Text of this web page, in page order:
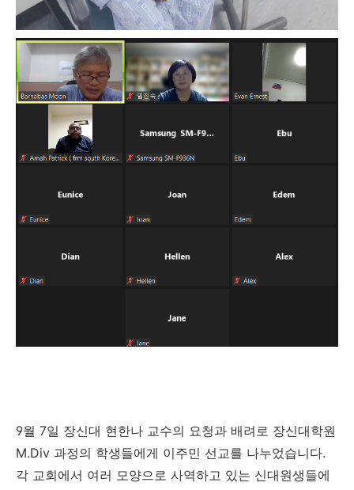
9월 7일 장신대 현한나 교수의 요청과 배려로 장신대학원
M.Div 과정의 학생들에게 이주민 선교를 나누었습니다.
각 교회에서 여러 모양으로 사역하고 있는 신대원생들에